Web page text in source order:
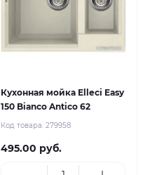
Кухонная мойка Elleci Easy
150 Bianco Antico 62
Код товара: 279958
495.00 руб.